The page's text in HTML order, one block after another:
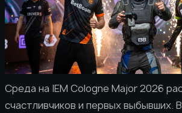
Среда на IEM Cologne Major 2026
счастливчиков и первых выбывших.